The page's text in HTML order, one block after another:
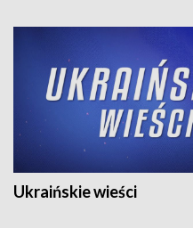
Ukraińskie wieści